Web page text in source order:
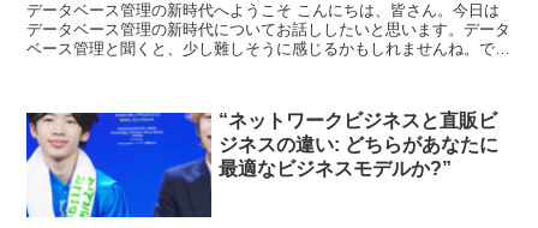
データベース管理の新時代へようこそ こんにちは、皆さん。今日は
データベース管理の新時代についてお話ししたいと思います。データ
ベース管理と聞くと、少し難しそうに感じるかもしれませんね。で
“ネットワークビジネスと直販ビ
ジネスの違い: どちらがあなたに
最適なビジネスモデルか?”